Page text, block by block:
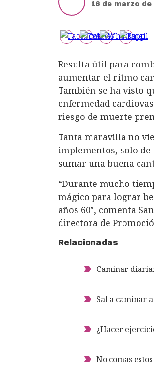
16 de marzo de
Resulta útil para
aumentar el ritmo
También se ha visto
enfermedad
riesgo de muerte
Tanta maravilla no
implementos, solo
sumar una buena
“Durante mucho
mágico para lograr
años 60″, comenta
directora de
Relacionadas
Caminar
Sal a caminar
¿Hacer
No comas